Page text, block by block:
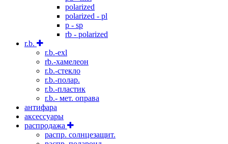
polarized
polarized - pl
p - sp
rb - polarized
r.b.
r.b.-exl
rb.-хамелеон
r.b.-стекло
r.b.-полар.
r.b.-пластик
r.b.- мет. оправа
антифара
аксессуары
распродажа
распр. солнцезащит.